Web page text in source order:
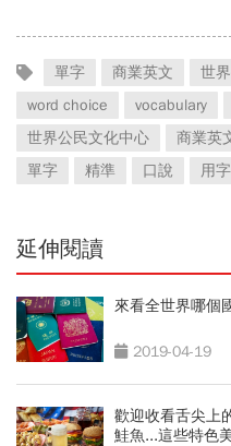
單字 商業英文 世
word choice
vocabulary
世界公民文化中心
商業英
單字
精準 口說 用字
延伸閱讀
來看全世界哪個
2019-04-19
歡迎收看舌尖上
鮭魚...這些特色